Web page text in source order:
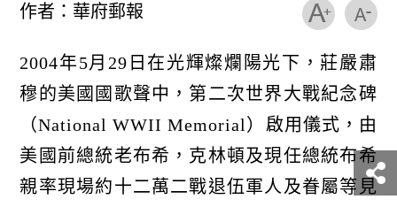
作者：華府郵報
2004年5月29日在光輝燦爛陽光下，莊嚴肅
穆的美國國歌聲中，第二次世界大戰紀念碑
（National WWII Memorial）啟用儀式，由
美國前總統老布希，克林頓及現任總統布希
親率現場約十二萬二戰退伍軍人及眷屬等見